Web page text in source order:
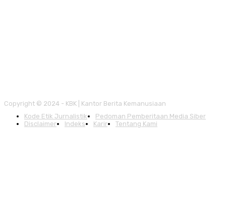
Copyright © 2024 - KBK | Kantor Berita Kemanusiaan
Kode Etik Jurnalistik
Pedoman Pemberitaan Media Siber
Disclaimer
Indeks Karir Tentang Kami